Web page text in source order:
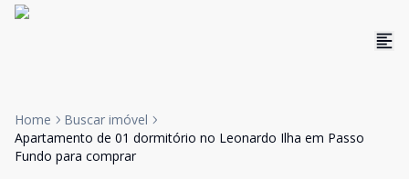
Home
Buscar imóvel
Apartamento de 01 dormitório no Leonardo Ilha em Passo
Fundo para comprar